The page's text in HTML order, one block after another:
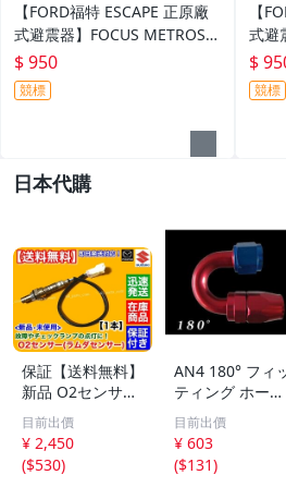
【FORD福特 ESCAPE 正原廠
式避震器】FOCUS METROST
AR I-MAX FIESTA MAV
$ 950
競標
【
式避
$
競標
日本代購
保証【送料無料】
新品 O2センサー
1本【キャリィト
ラック DA63T H1
4.5～H17.8】182
13-67H10 オーツ
目前出價
¥ 2,450
($530)
AN4 180° フィ
ティング ホース
エンド 180度 メ
ッシュホース オ
イルクーラー 冷
却系
目前出價
¥ 603
($131)